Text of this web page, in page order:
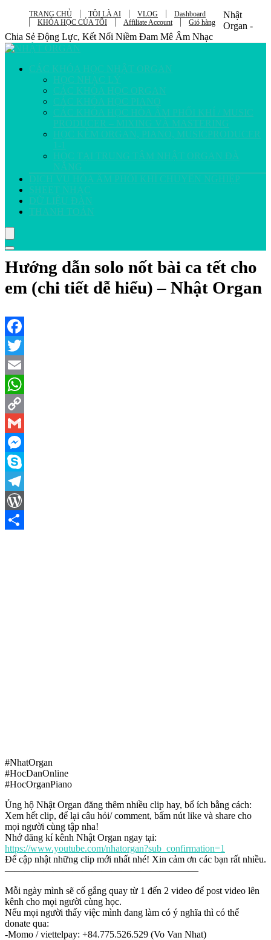
TRANG CHỦ TÔI LÀ AI VLOG
Dashboard
KHÓA HỌC CỦA TÔI
Affiliate Account Giỏ hàng
Nhật
Organ -
Chia Sẻ Động Lực, Kết Nối Niềm Đam Mê Âm Nhạc
CÁC KHÓA HỌC NHẬT ORGAN
HỌC NHẠC LÝ
CÁC KHÓA HỌC ORGAN
CÁC KHÓA HỌC PIANO
CÁC KHÓA HỌC HÒA ÂM PHỐI KHÍ / MUSIC
PRODUCER – MIXING VÀ MASTERING
HỌC KÈM ORGAN, PIANO, MUSICPRODUCER
1-1
HỌC TẠI TRUNG TÂM NHẬT ORGAN ĐÀ
NẴNG
DỊCH VỤ HÒA ÂM PHỐI KHÍ CHUYÊN NGHIỆP
SHEET NHẠC
DỮ LIỆU ĐÀN
THANH TOÁN
Hướng dẫn solo nốt bài ca tết cho
em (chi tiết dễ hiểu) – Nhật Organ
Facebook
Twitter
Email
WhatsApp
Copy
Link
Gmail
Messenger
Skype
Telegram
WordPress
#NhatOrgan
#HocDanOnline
#HocOrganPiano
Ủng hộ Nhật Organ đăng thêm nhiều clip hay, bổ ích bằng cách:
Xem hết clip, để lại câu hỏi/ comment, bấm nút like và share cho
mọi người cùng tập nha!
Nhớ đăng kí kênh Nhật Organ ngay tại:
https://www.youtube.com/nhatorgan?sub_confirmation=1
Để cập nhật những clip mới nhất nhé! Xin cảm ơn các bạn rất nhiều.
————————————————————
Mỗi ngày mình sẽ cố gắng quay từ 1 đến 2 video để post video lên
kênh cho mọi người cùng học.
Nếu mọi người thấy việc mình đang làm có ý nghĩa thì có thể
donate qua:
-Momo / viettelpay: +84.775.526.529 (Vo Van Nhat)